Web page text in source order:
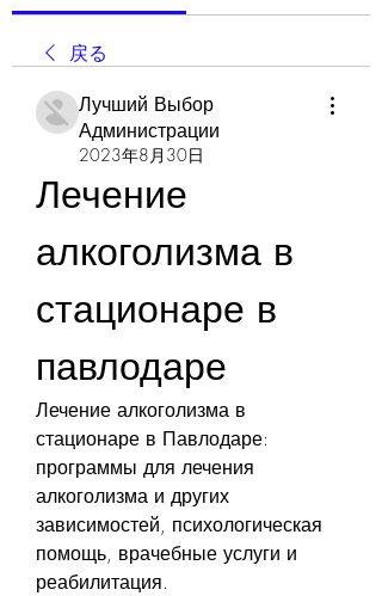
戻る
Лучший Выбор
Администрации
2023年8月30日
Лечение
алкоголизма в
стационаре в
павлодаре
Лечение алкоголизма в
стационаре в Павлодаре:
программы для лечения
алкоголизма и других
зависимостей, психологическая
помощь, врачебные услуги и
реабилитация.